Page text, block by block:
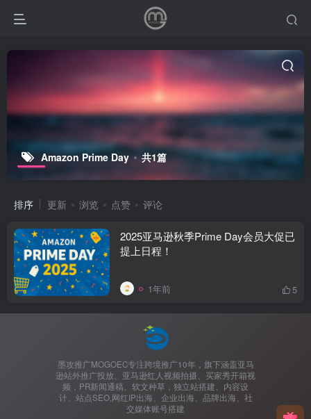
Amazon Prime Day 共1篇
排序 更新 浏览 点赞 评论
2025亚马逊秋季Prime Day会员大促已
提上日程！
1年前 5
墨攻推广MOGOEC专注跨境推广10年，旗下涵盖亚马
逊站外推广投放、亚马逊红人视频拍摄、买家秀开箱视
频，PR新闻通稿、软文种草，独立站搭建、内容设
计、站点SEO,网红IP出海、企业出海、品牌出海、社
交媒体账号搭建